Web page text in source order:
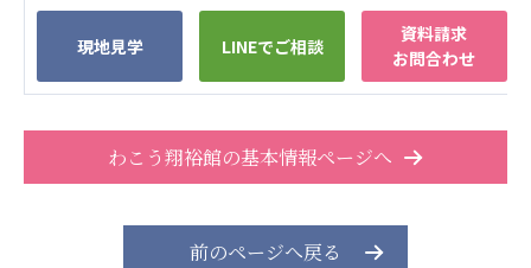
美迪克（上海）商务咨询有限公司
共生（大連）商務諮詢有限公司
Angkor-Japan Friendship International
カンボジア日本友好技術教育センター
現地見学 LINEでご相談
資料請求
お問合わせ
わこう翔裕館の基本情報ページへ
前のページへ戻る